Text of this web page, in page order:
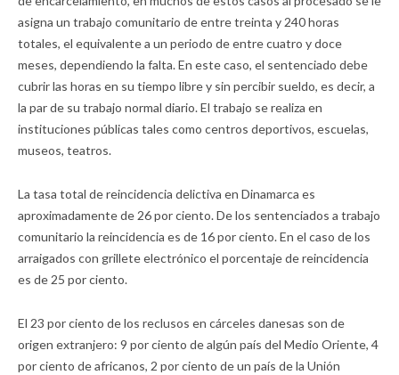
asigna un trabajo comunitario de entre treinta y 240 horas
totales, el equivalente a un periodo de entre cuatro y doce
meses, dependiendo la falta. En este caso, el sentenciado debe
cubrir las horas en su tiempo libre y sin percibir sueldo, es decir, a
la par de su trabajo normal diario. El trabajo se realiza en
instituciones públicas tales como centros deportivos, escuelas,
museos, teatros.
La tasa total de reincidencia delictiva en Dinamarca es
aproximadamente de 26 por ciento. De los sentenciados a trabajo
comunitario la reincidencia es de 16 por ciento. En el caso de los
arraigados con grillete electrónico el porcentaje de reincidencia
es de 25 por ciento.
El 23 por ciento de los reclusos en cárceles danesas son de
origen extranjero: 9 por ciento de algún país del Medio Oriente, 4
por ciento de africanos, 2 por ciento de un país de la Unión